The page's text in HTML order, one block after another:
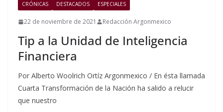
CRÓNICAS DESTACADOS ESPECIALES
22 de noviembre de 2021 Redacción Argonmexico
Tip a la Unidad de Inteligencia
Financiera
Por Alberto Woolrich Ortíz Argonmexico / En ésta llamada
Cuarta Transformación de la Nación ha salido a relucir
que nuestro